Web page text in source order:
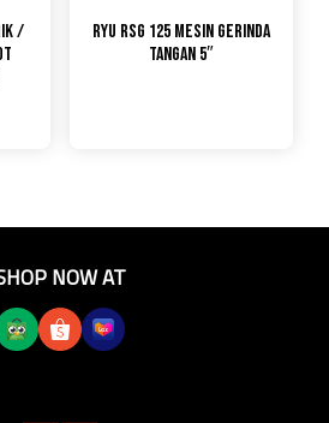
/
RYU RSG 125 Mesin Gerinda
Tangan 5″
NOW AT